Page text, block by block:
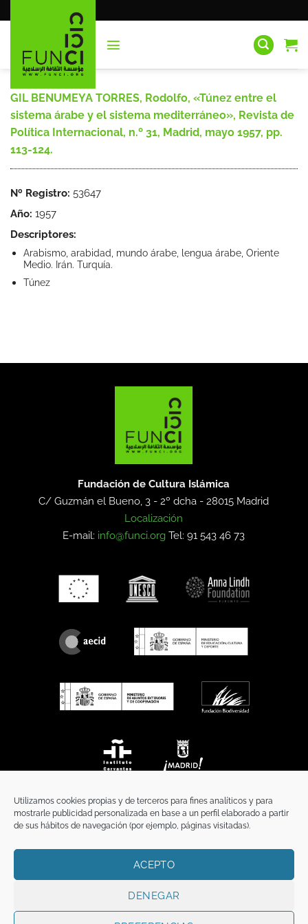
Utilizamos cookies propias y de terceros para fines analíticos y para
mostrarle publicidad personalizada en base a un perfil elaborado a partir
de sus hábitos de navegación (por ejemplo, páginas visitadas).
ACEPTO
DENEGAR
al
GIL BENUMEYA TORRES, Rodolfo, «Túnez entre el
sistema árabe y el sistema mediterráneo», Revista de
Política Internacional, n.º 31, Madrid, mayo 1957, pp.
113-124.
Nº Registro: 53647
Año: 1957
Descriptores:
Arabismo, arabidad, mundo árabe, lengua árabe, Oriente
Medio. Irán. Turquía.
Túnez
Fundación de Cultura Islámica
C/ Guzmán el Bueno, 3 - 2º dcha -28015 Madrid
Localización
E-mail: info@funci.org Tel: 91 543 46 73
TÉRMINOS Y CONDICIONES
Copyright 2026 ©FunciFUNCI es titular de los derechos de propiedad